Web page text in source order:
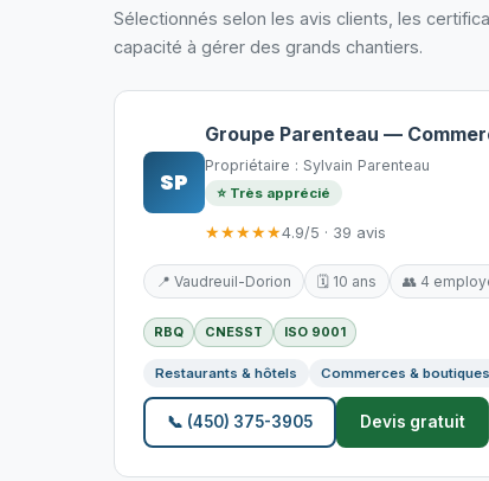
Sélectionnés selon les avis clients, les
capacité à gérer des grands chantiers.
SP
Groupe Parenteau —
Propriétaire : Sylvain Parenteau
⭐ Très apprécié
★★★★★4.9/5 · 39 avis
📍 Vaudreuil-Dorion 🗓️ 10 ans 👥 4
RBQ CNESST ISO 9001
Restaurants & hôtels Commerces & boutiques
📞 (450) 375-3905 Devis gratuit